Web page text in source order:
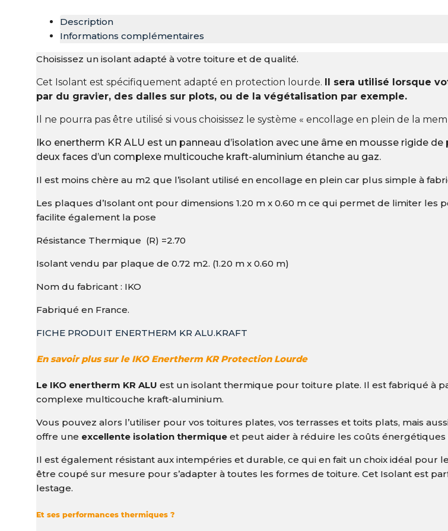
Description
Informations complémentaires
Choisissez un isolant adapté à votre toiture et de qualité.
Cet Isolant est spécifiquement adapté en protection lourde.
Il sera utilisé lorsque
par du gravier, des dalles sur plots, ou de la végétalisation par exemple.
Il ne pourra pas être utilisé si vous choisissez le système « encollage en plein de la
Iko enertherm KR ALU est un panneau d’isolation avec une âme en mousse rigide de
deux faces d’un complexe multicouche kraft-aluminium étanche au gaz.
Il est moins chère au m2 que l’isolant utilisé en encollage en plein car plus simple à
Les plaques d’Isolant ont pour dimensions 1.20 m x 0.60 m ce qui permet de limiter
facilite également la pose
Résistance Thermique (R) =2.70
Isolant vendu par plaque de 0.72 m2. (1.20 m x 0.60 m)
Nom du fabricant : IKO
Fabriqué en France.
FICHE PRODUIT ENERTHERM KR ALU.KRAFT
En savoir plus sur le IKO Enertherm KR Protection Lourde
Le IKO enertherm KR ALU est un isolant thermique pour toiture plate. Il est fabriqué à
complexe multicouche kraft-aluminium.
Vous pouvez alors l’utiliser pour vos toitures plates, vos terrasses et toits plats, mais
offre une excellente isolation thermique et peut aider à réduire les coûts énergétiques
Il est également résistant aux intempéries et durable, ce qui en fait un choix idéal pour
être coupé sur mesure pour s’adapter à toutes les formes de toiture. Cet Isolant est
lestage.
Et ses performances thermiques ?